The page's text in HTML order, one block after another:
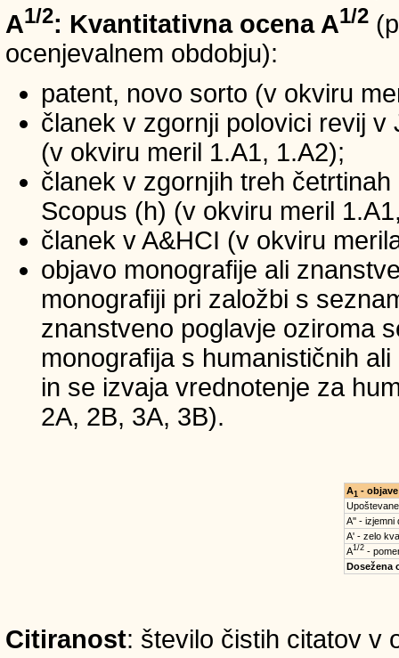
A1/2: Kvantitativna ocena A1/2
ocenjevalnem obdobju):
patent, novo sorto (v okviru
članek v zgornji polovici revij
(v okviru meril 1.A1, 1.A2);
članek v zgornjih treh
Scopus (h) (v okviru meril
članek v A&HCI (v okviru
objavo monografije ali
monografiji pri založbi s
znanstveno poglavje oziroma
monografija s humanističnih
in se izvaja vrednotenje za
2A, 2B, 3A, 3B).
A1 - objave
A'' - izjemni
A' - zelo
A1/2-
Dosežena
Citiranost: število čistih citatov v